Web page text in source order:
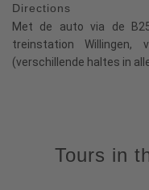
Directions
Met de auto via de
treinstation
(verschillende haltes in
Tours in